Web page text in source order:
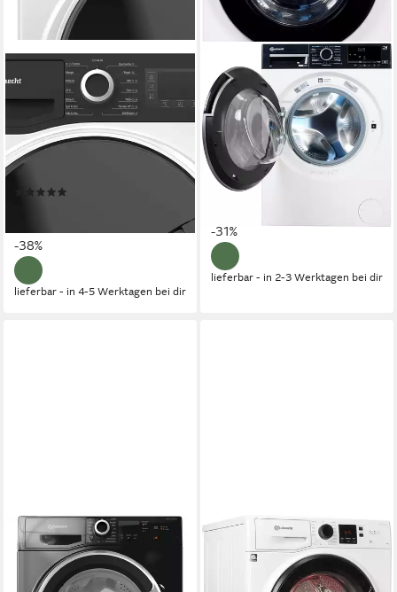
BAUKNECHT
Waschmaschine STEAM
PLUS 9A2JGSP
Kapazität Waschen
76 dB(A) Betriebsgeräusch
1400 U/min
Schleuderdrehzahl
-38%
lieferbar - in 4-5 Werktagen bei dir
BAUKNECHT
Waschmaschine B WM 9A12
BC
Kapazität Waschen
72 dB(A) Betriebsgeräusch
1400 U/min Schleuderdrehzahl
Produktdatenblatt
629,00 €
-31%
lieferbar - in 2-3 Werktagen bei dir